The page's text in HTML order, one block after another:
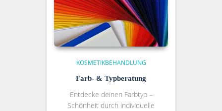
KOSMETIKBEHANDLUNG
Farb- & Typberatung
Entdecke deinen Farbtyp –
Schönheit durch individuelle